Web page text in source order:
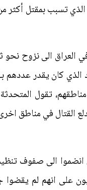
مناطقهم، تقول
اندلع القتال في
اجتبي انضموا الى
على انهم لم